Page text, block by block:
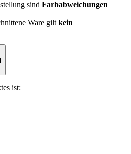
sind Farbabweichungen
Ware gilt kein
ist: